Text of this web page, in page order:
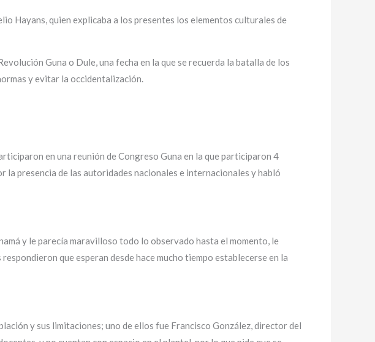
Hayans, quien explicaba a los presentes los elementos culturales de
Guna o Dule, una fecha en la que se recuerda la batalla de los
y evitar la occidentalización.
en una reunión de Congreso Guna en la que participaron 4
la presencia de las autoridades nacionales e internacionales y habló
y le parecía maravilloso todo lo observado hasta el momento, le
que esperan desde hace mucho tiempo establecerse en la
y sus limitaciones; uno de ellos fue Francisco González, director del